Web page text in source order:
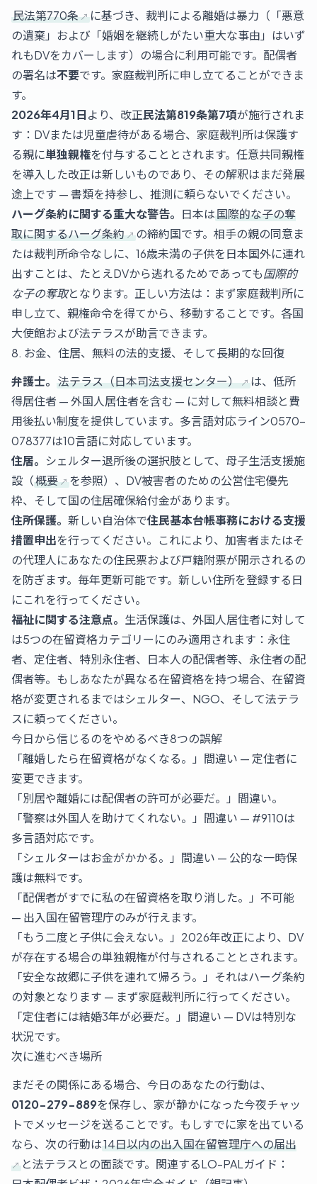
民法第770条
に基づき、裁判による離婚は暴力（「悪意
の遺棄」および「婚姻を継続しがたい重大な事由」はいず
れもDVをカバーします）の場合に利用可能です。配偶者
の署名は不要です。家庭裁判所に申し立てることができま
す。
2026年4月1日より、改正民法第819条第7項が施行されま
す：DVまたは児童虐待がある場合、家庭裁判所は保護す
る親に単独親権を付与することとされます。任意共同親権
を導入した改正は新しいものであり、その解釈はまだ発展
途上です — 書類を持参し、推測に頼らないでください。
ハーグ条約に関する重大な警告。 日本は国際的な子の奪
取に関するハーグ条約
の締約国です。相手の親の同意ま
たは裁判所命令なしに、16歳未満の子供を日本国外に連れ
出すことは、たとえDVから逃れるためであっても国際的
な子の奪取となります。正しい方法は：まず家庭裁判所に
申し立て、親権命令を得てから、移動することです。各国
大使館および法テラスが助言できます。
8. お金、住居、無料の法的支援、そして長期的な回復
弁護士。 法テラス（日本司法支援センター）
は、低所
得居住者 — 外国人居住者を含む — に対して無料相談と費
用後払い制度を提供しています。多言語対応ライン0570-
078377は10言語に対応しています。
住居。 シェルター退所後の選択肢として、母子生活支援施
設（概要
を参照）、DV被害者のための公営住宅優先
枠、そして国の住居確保給付金があります。
住所保護。 新しい自治体で住民基本台帳事務における支援
措置申出を行ってください。これにより、加害者またはそ
の代理人にあなたの住民票および戸籍附票が開示されるの
を防ぎます。毎年更新可能です。新しい住所を登録する日
にこれを行ってください。
福祉に関する注意点。 生活保護は、外国人居住者に対して
は5つの在留資格カテゴリーにのみ適用されます：永住
者、定住者、特別永住者、日本人の配偶者等、永住者の配
偶者等。もしあなたが異なる在留資格を持つ場合、在留資
格が変更されるまではシェルター、NGO、そして法テラ
スに頼ってください。
今日から信じるのをやめるべき8つの誤解
「離婚したら在留資格がなくなる。」間違い — 定住者に
変更できます。
「別居や離婚には配偶者の許可が必要だ。」間違い。
「警察は外国人を助けてくれない。」間違い — #9110は
多言語対応です。
「シェルターはお金がかかる。」間違い — 公的な一時保
護は無料です。
「配偶者がすでに私の在留資格を取り消した。」不可能
— 出入国在留管理庁のみが行えます。
「もう二度と子供に会えない。」2026年改正により、DV
が存在する場合の単独親権が付与されることとされます。
「安全な故郷に子供を連れて帰ろう。」それはハーグ条約
の対象となります — まず家庭裁判所に行ってください。
「定住者には結婚3年が必要だ。」間違い — DVは特別な
状況です。
次に進むべき場所
まだその関係にある場合、今日のあなたの行動は、
0120-279-889を保存し、家が静かになった今夜チャッ
トでメッセージを送ることです。もしすでに家を出ている
なら、次の行動は14日以内の出入国在留管理庁への届出
と法テラスとの面談です。関連するLO-PALガイド：